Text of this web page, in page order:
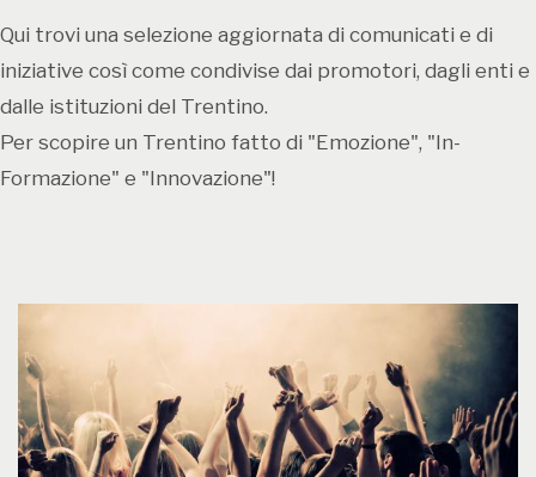
Qui trovi una selezione aggiornata di comunicati e di
iniziative così come condivise dai promotori, dagli enti e
dalle istituzioni del Trentino.
Per scopire un Trentino fatto di "Emozione", "In-
Formazione" e "Innovazione"!